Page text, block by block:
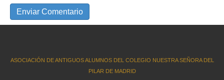
ASOCIACIÓN DE ANTIGUOS ALUMNOS DEL COLEGIO NUESTRA SEÑORA DEL
PILAR DE MADRID